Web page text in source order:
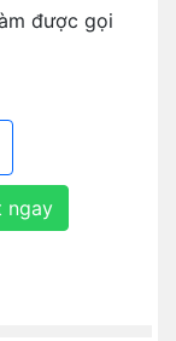
được gọi
ngay